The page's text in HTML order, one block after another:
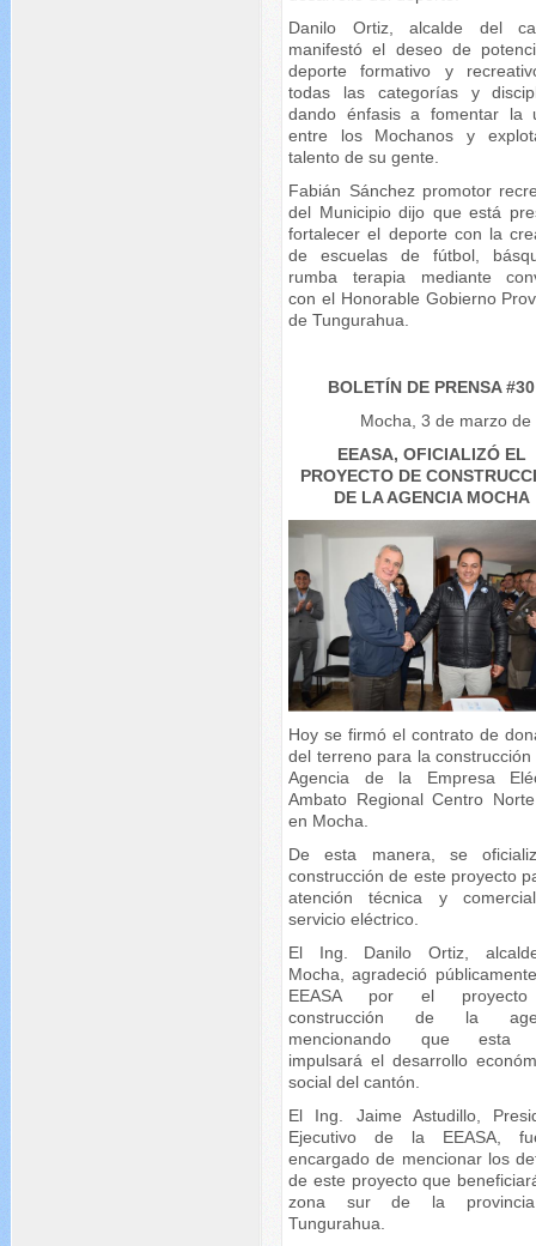
Danilo Ortiz, alcalde del
manifestó el deseo de
deporte formativo y
todas las categorías y
dando énfasis a fomentar la
entre los Mochanos y
talento de su gente.
Fabián Sánchez promotor
del Municipio dijo que está
fortalecer el deporte con la
de escuelas de fútbol,
rumba terapia mediante
con el Honorable Gobierno
de Tungurahua.
BOLETÍN DE PRENSA #30
Mocha, 3 de marzo de
EEASA, OFICIALIZÓ EL
PROYECTO DE
DE LA AGENCIA MOCHA
Hoy se firmó el contrato de
del terreno para la construcción
Agencia de la Empresa
Ambato Regional Centro
en Mocha.
De esta manera, se
construcción de este proyecto
atención técnica y
servicio eléctrico.
El Ing. Danilo Ortiz,
Mocha, agradeció
EEASA por el
construcción de la
mencionando que esta
impulsará el desarrollo
social del cantón.
El Ing. Jaime Astudillo,
Ejecutivo de la EEASA,
encargado de mencionar los
de este proyecto que
zona sur de la
Tungurahua.